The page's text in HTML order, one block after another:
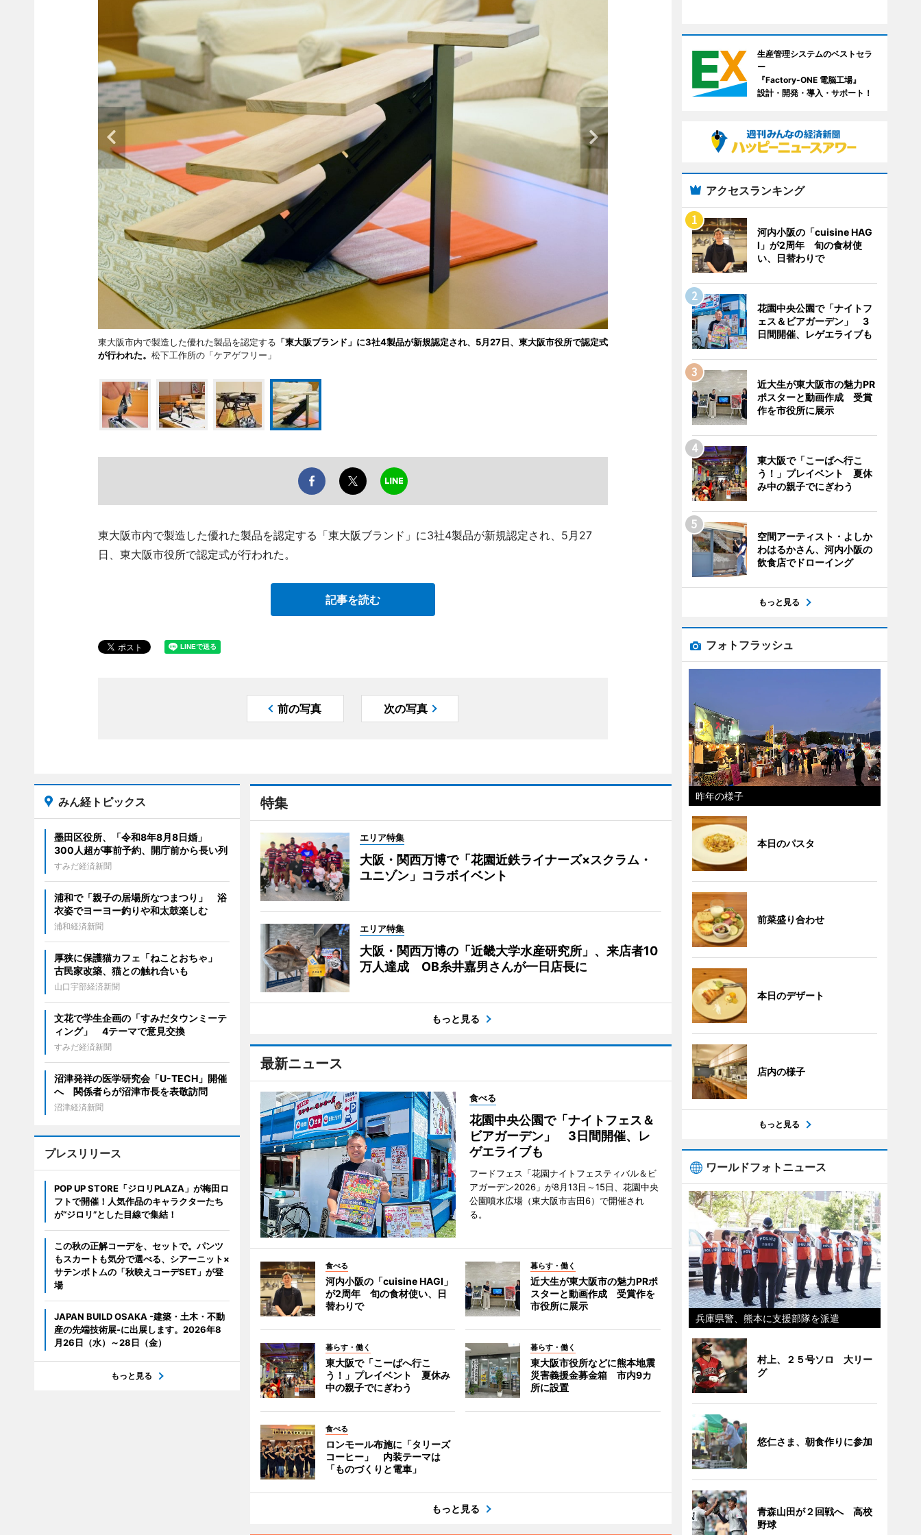
東大阪市内で製造した優れた製品を認定する 「東大阪ブランド」に3社4製品が新規認定され、5月27日、東大阪市役所で認定式
が行われた。 松下工作所の「ケアゲフリー」
東大阪市内で製造した優れた製品を認定する「東大阪ブランド」に3社4製品が新規認定され、5月27
日、東大阪市役所で認定式が行われた。
記事を読む
前の写真 次の写真
特集
エリア特集
大阪・関西万博で「花園近鉄ライナーズ×スクラム・
ユニゾン」コラボイベント
エリア特集
大阪・関西万博の「近畿大学水産研究所」、来店者10
万人達成 OB糸井嘉男さんが一日店長に
もっと見る
最新ニュース
食べる
花園中央公園で「ナイトフェス＆
ビアガーデン」 3日間開催、レ
ゲエライブも
フードフェス「花園ナイトフェスティバル＆ビ
アガーデン2026」が8月13日～15日、花園中央
公園噴水広場（東大阪市吉田6）で開催され
る。
食べる
河内小阪の「cuisine HAGI」
が2周年 旬の食材使い、日
替わりで
暮らす・働く
近大生が東大阪市の魅力PRポ
スターと動画作成 受賞作を
市役所に展示
暮らす・働く
東大阪で「こーばへ行こ
う！」プレイベント 夏休み
中の親子でにぎわう
暮らす・働く
東大阪市役所などに熊本地震
災害義援金募金箱 市内9カ
所に設置
食べる
ロンモール布施に「タリーズ
コーヒー」 内装テーマは
「ものづくりと電車」
もっと見る
みん経トピックス
墨田区役所、「令和8年8月8日婚」
300人超が事前予約、開庁前から長い列
すみだ経済新聞
浦和で「親子の居場所なつまつり」 浴
衣姿でヨーヨー釣りや和太鼓楽しむ
浦和経済新聞
厚狭に保護猫カフェ「ねことおちゃ」
古民家改築、猫との触れ合いも
山口宇部経済新聞
文花で学生企画の「すみだタウンミーテ
ィング」 4テーマで意見交換
すみだ経済新聞
沼津発祥の医学研究会「U-TECH」開催
へ 関係者らが沼津市長を表敬訪問
沼津経済新聞
プレスリリース
POP UP STORE「ジロリPLAZA」が梅田ロ
フトで開催！人気作品のキャラクターたち
が“ジロリ”とした目線で集結！
この秋の正解コーデを、セットで。パンツ
もスカートも気分で選べる、シアーニット×
サテンボトムの「秋映えコーデSET」が登
場
JAPAN BUILD OSAKA -建築・土木・不動
産の先端技術展-に出展します。2026年8
月26日（水）～28日（金）
もっと見る
生産管理システムのベストセラ
ー
『Factory-ONE 電脳工場』
設計・開発・導入・サポート！
アクセスランキング
河内小阪の「cuisine HAG
I」が2周年 旬の食材使
い、日替わりで
花園中央公園で「ナイトフ
ェス＆ビアガーデン」 3
日間開催、レゲエライブも
近大生が東大阪市の魅力PR
ポスターと動画作成 受賞
作を市役所に展示
東大阪で「こーばへ行こ
う！」プレイベント 夏休
み中の親子でにぎわう
空間アーティスト・よしか
わはるかさん、河内小阪の
飲食店でドローイング
もっと見る
フォトフラッシュ
昨年の様子
本日のパスタ
前菜盛り合わせ
本日のデザート
店内の様子
もっと見る
ワールドフォトニュース
兵庫県警、熊本に支援部隊を派遣
村上、２５号ソロ 大リー
グ
悠仁さま、朝食作りに参加
青森山田が２回戦へ 高校
野球